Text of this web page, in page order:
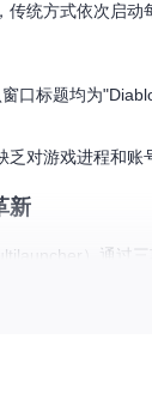
传统方式依次启
口标题均为
对游戏进程和账
新
）通过三
亲和性（